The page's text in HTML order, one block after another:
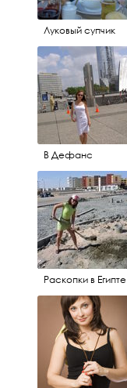
Луковый супчик
В Дефанс
Раскопки в Египте